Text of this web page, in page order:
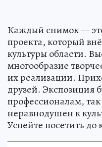
Каждый снимок —
проекта, который
культуры области.
многообразие
их реализации.
друзей. Экспозиция
профессионалам,
неравнодушен к
Успейте посетить